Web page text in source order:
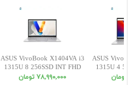
ASUS VivoBook X1404VA i3
1315U 8 256SSD INT FHD
٧٨,٩٩٠,٠٠٠ تومان
ASUS
1315U 4